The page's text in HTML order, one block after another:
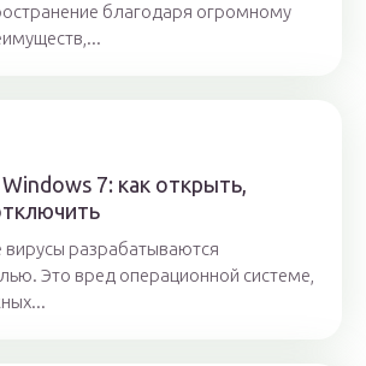
благодаря огромному
7: как открыть,
разрабатываются
Это вред операционной системе,